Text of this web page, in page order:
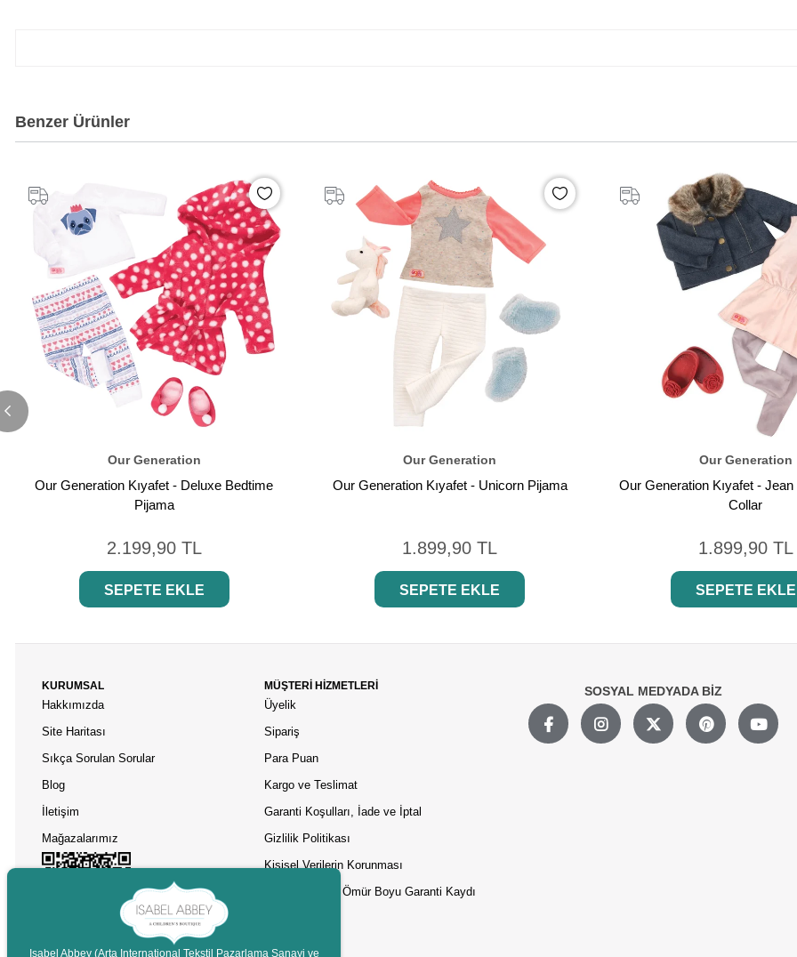
Benzer Ürünler
Our Generation
Our Generation Kıyafet - Deluxe Bedtime
Pijama
2.199,90 TL
SEPETE EKLE
Our Generation
Our Generation Kıyafet - Unicorn Pijama
1.899,90 TL
SEPETE EKLE
Our Generation
Our Generation Kıyafet -
Collar
1.899,90 TL
SEPETE EKLE
KURUMSAL
Hakkımızda
Site Haritası
Sıkça Sorulan Sorular
Blog
İletişim
Mağazalarımız
MÜŞTERİ HİZMETLERİ
Üyelik
Sipariş
Para Puan
Kargo ve Teslimat
Garanti Koşulları, İade ve İptal
Gizlilik Politikası
Kişisel Verilerin Korunması
Asobu Termos Ömür Boyu Garanti Kaydı
SOSYAL MEDYADA BİZ
Isabel Abbey (Arta International Tekstil Pazarlama Sanayi ve